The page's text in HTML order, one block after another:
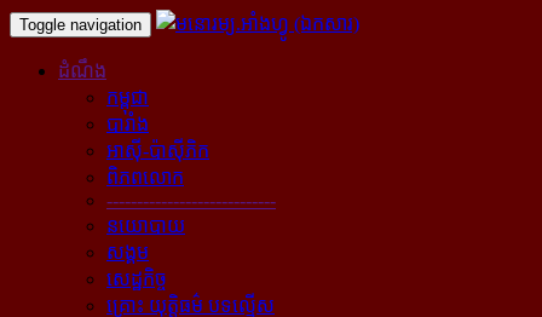
Toggle navigation
ដំណឹង
កម្ពុជា
បារាំង
អាស៊ី-ប៉ាស៊ីភិក
ពិភពលោក
----------------------------
នយោបាយ
សង្គម
សេដ្ឋកិច្ច
គ្រោះ យុត្តិធម៌ បទល្មើស